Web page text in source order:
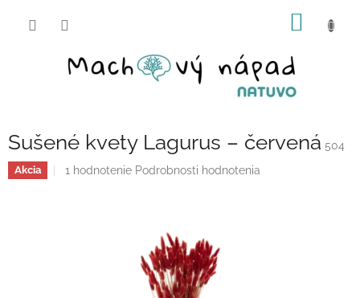
Sušené kvety Lagurus – červená 504
Akcia
Priemerné
1 hodnotenie Podrobnosti hodnotenia